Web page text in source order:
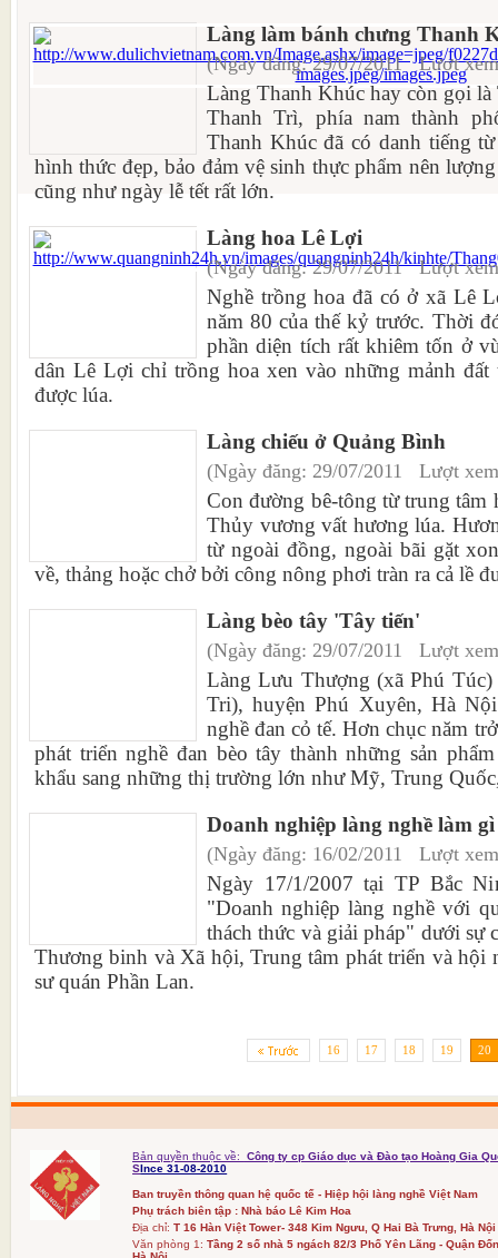
Làng làm bánh chưng Thanh
(Ngày đăng: 29/07/2011 Lượt
Làng Thanh Khúc hay còn gọi
Thanh Trì, phía nam thành
Thanh Khúc đã có danh tiếng
hình thức đẹp, bảo đảm vệ sinh thực phẩm nên
cũng như ngày lễ tết rất lớn.
Làng hoa Lê Lợi
(Ngày đăng: 29/07/2011 Lượt
Nghề trồng hoa đã có ở xã Lê
năm 80 của thế kỷ trước. Thời
phần diện tích rất khiêm tốn ở
dân Lê Lợi chỉ trồng hoa xen vào những mảnh
được lúa.
Làng chiếu ở Quảng Bình
(Ngày đăng: 29/07/2011 Lượt
Con đường bê-tông từ trung tâm
Thủy vương vất hương lúa.
từ ngoài đồng, ngoài bãi gặt
về, thảng hoặc chở bởi công nông phơi tràn ra cả lề
Làng bèo tây 'Tây tiến'
(Ngày đăng: 29/07/2011 Lượt
Làng Lưu Thượng (xã Phú
Tri), huyện Phú Xuyên, Hà
nghề đan cỏ tế. Hơn chục năm
phát triển nghề đan bèo tây thành những sản
khẩu sang những thị trường lớn như Mỹ, Trung
Doanh nghiệp làng nghề làm
(Ngày đăng: 16/02/2011 Lượt
Ngày 17/1/2007 tại TP Bắc
"Doanh nghiệp làng nghề với
thách thức và giải pháp" dưới sự
Thương binh và Xã hội, Trung tâm phát triển và hội
sư quán Phần Lan.
16 17 18 19 20
Bản quyền thuộc về:
Công ty cp Giáo dục và Đào tạo Hoàng Gia
SInce 31-08-2010
Ban truyền thông quan hệ quốc tế - Hiệp hội làng nghề Việt Nam
Phụ trách biên tập : Nhà báo Lê Kim Hoa
Địa chỉ: T 16 Hàn Việt Tower- 348 Kim Ngưu, Q Hai Bà Trưng, Hà Nội
Văn phòng 1:Tầng 2 số nhà 5 ngách 82/3 Phố Yên Lãng - Quận